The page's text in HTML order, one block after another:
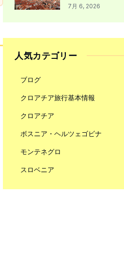
7月 6, 2026
人気カテゴリー
ブログ
クロアチア旅行基本情報
クロアチア
ボスニア・ヘルツェゴビナ
モンテネグロ
スロベニア